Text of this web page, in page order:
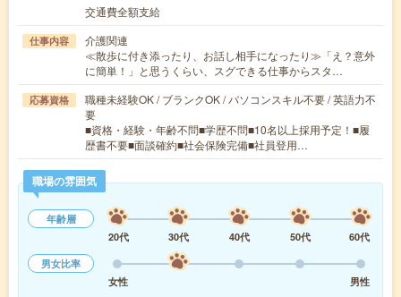
交通費全額支給
仕事内容
介護関連
≪散歩に付き添ったり、お話し相手になったり≫「え？意外
に簡単！」と思うくらい、スグできる仕事からスタ…
応募資格
職種未経験OK / ブランクOK / パソコンスキル不要 / 英語力不
要
■資格・経験・年齢不問■学歴不問■10名以上採用予定！■履
歴書不要■面談確約■社会保険完備■社員登用…
職場の雰囲気
年齢層
20代
30代 40代 50代
60代
男女比率
女性
男性